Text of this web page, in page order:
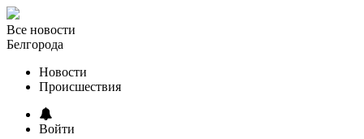
Все новости
Белгорода
Новости
Происшествия
Войти